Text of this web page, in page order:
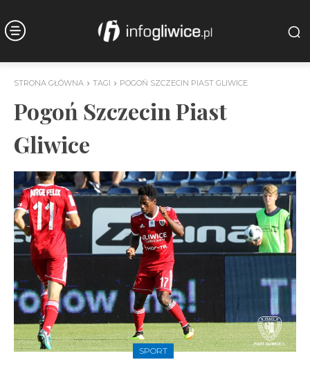
STRONA GŁÓWNA TAGI POGOŃ SZCZECIN PIAST GLIWICE
Pogoń Szczecin Piast
Gliwice
SPORT